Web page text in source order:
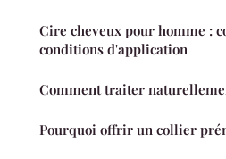
Cire cheveux pour homme :
conditions d'application
Comment traiter
Pourquoi offrir un collier